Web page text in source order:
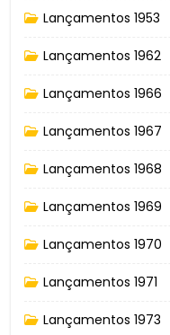
Lançamentos 1953
Lançamentos 1962
Lançamentos 1966
Lançamentos 1967
Lançamentos 1968
Lançamentos 1969
Lançamentos 1970
Lançamentos 1971
Lançamentos 1973